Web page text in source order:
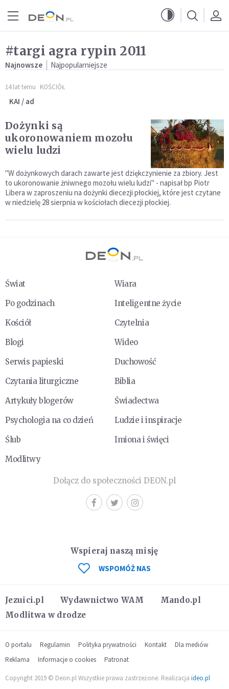
#targi agra rypin 2011
Najnowsze Najpopularniejsze
14 lat temu KOŚCIÓŁ
KAI / ad
Dożynki są
ukoronowaniem mozołu
wielu ludzi
"W dożynkowych darach zawarte jest dziękczynienie za zbiory. Jest
to ukoronowanie żniwnego mozołu wielu ludzi" - napisał bp Piotr
Libera w zaproszeniu na dożynki diecezji płockiej, które jest czytane
w niedzielę 28 sierpnia w kościołach diecezji płockiej.
Świat
Wiara
Po godzinach
Inteligentne życie
Kościół
Czytelnia
Blogi
Wideo
Serwis papieski
Duchowość
Czytania liturgiczne
Biblia
Artykuły blogerów
Świadectwa
Psychologia na co dzień
Ludzie i inspiracje
Ślub
Imiona i święci
Modlitwy
Dołącz do społeczności DEON.pl
Jezuici.pl Wydawnictwo WAM
Mando.pl
Modlitwa w drodze
Wspieraj naszą misję
WSPOMÓŻ NAS
O portalu Regulamin Polityka prywatności Kontakt
Dla mediów
Reklama
Informacje o cookies Patronat
Copyright 2019 © Deon.pl Wszystkie prawa zastrzeżone. Realizacja ideo.pl